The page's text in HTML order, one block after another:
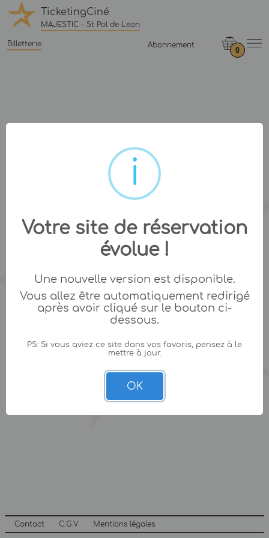
TicketingCiné
MAJESTIC - St Pol de Leon
Billetterie Abonnement
0
Contact C.G.V Mentions légales
Votre site de réservation
évolue !
Une nouvelle version est disponible.
Vous allez être automatiquement redirigé
après avoir cliqué sur le bouton ci-
dessous.
PS: Si vous aviez ce site dans vos favoris, pensez à le
mettre à jour.
OK